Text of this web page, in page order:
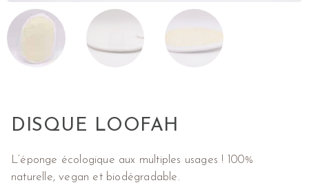
DISQUE LOOFAH
L’éponge écologique aux multiples usages ! 100%
naturelle, vegan et biodégradable.